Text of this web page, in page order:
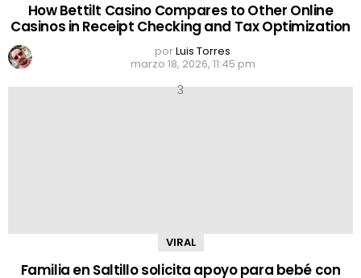
How Bettilt Casino Compares to Other Online
Casinos in Receipt Checking and Tax Optimization
porLuis Torres
marzo 18, 2026, 11:45 pm
VIRAL
Familia en Saltillo solicita apoyo para bebé con